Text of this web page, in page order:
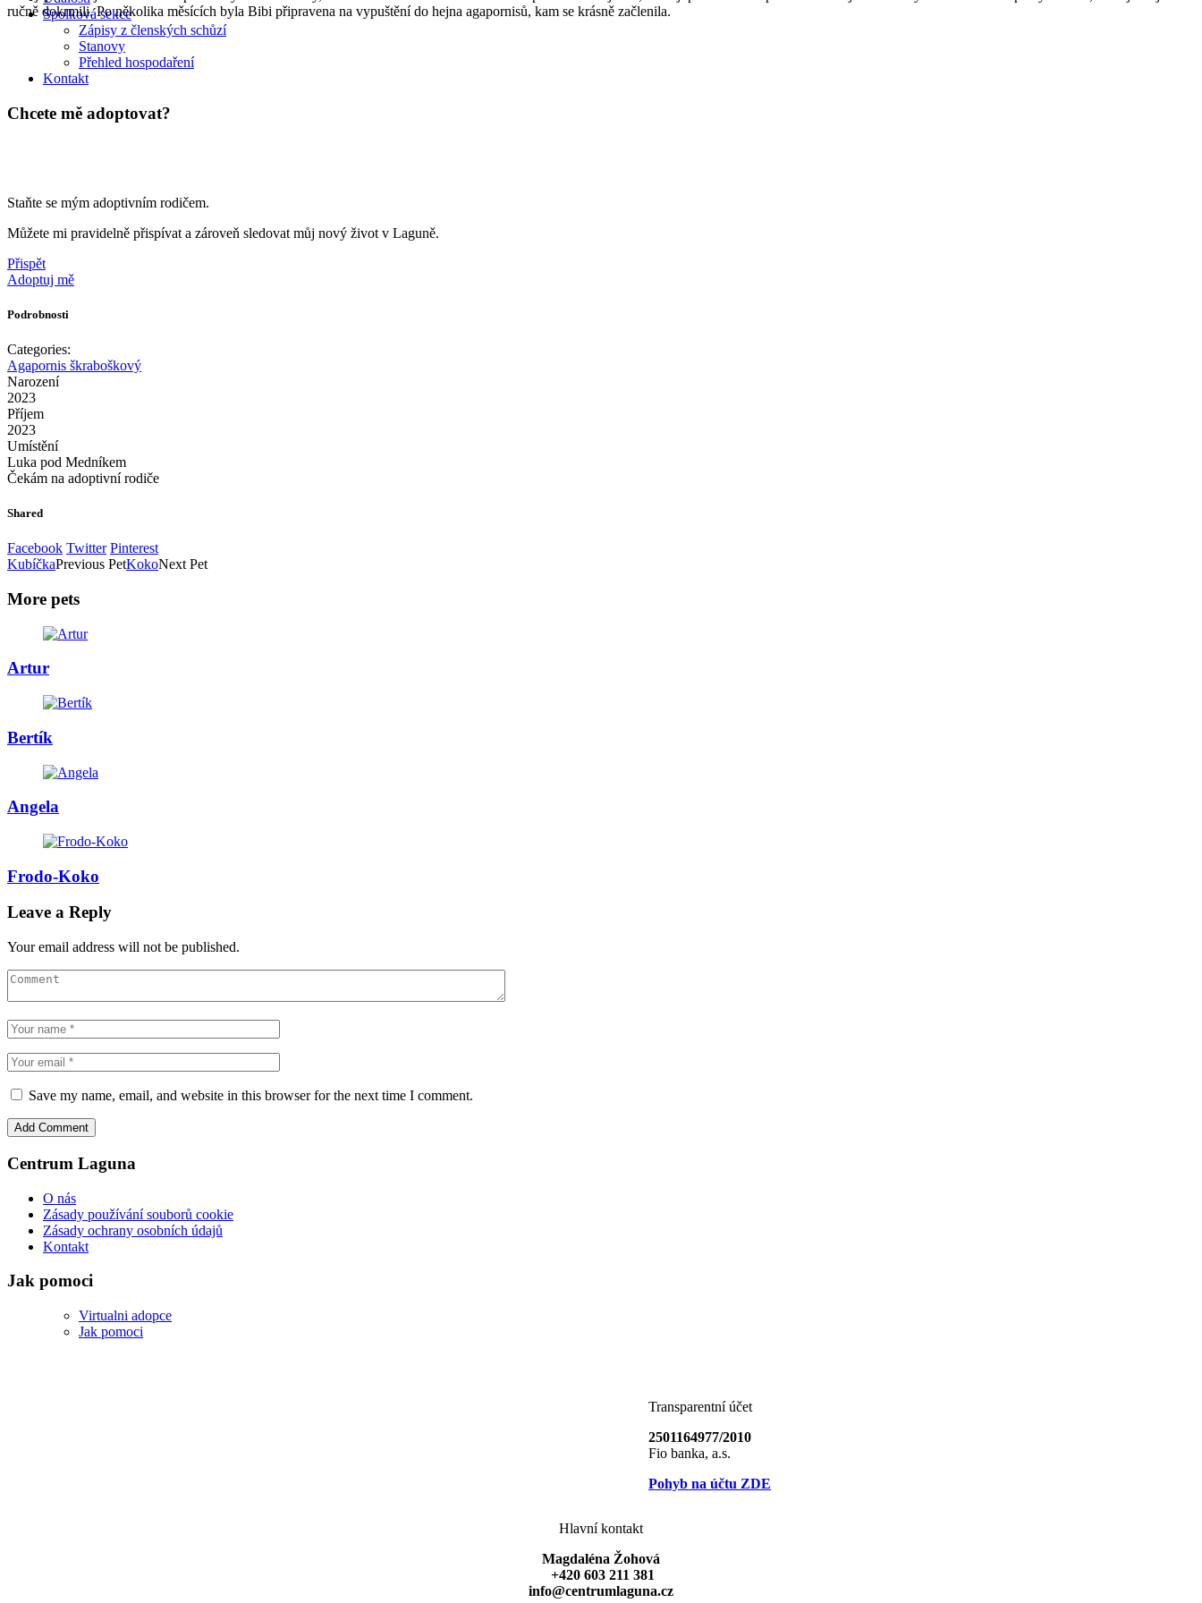
Spolková sekce
Zápisy z členských schůzí
Stanovy
Přehled hospodaření
Kontakt
ručně dokrmili. Po několika měsících byla Bibi připravena na vypuštění do hejna agapornisů, kam se krásně začlenila.
Chcete mě adoptovat?
Staňte se mým adoptivním rodičem.
Můžete mi pravidelně přispívat a zároveň sledovat můj nový život v Laguně.
Přispět
Adoptuj mě
Podrobnosti
Categories:
Agapornis škraboškový
Narození
2023
Příjem
2023
Umístění
Luka pod Medníkem
Čekám na adoptivní rodiče
Shared
Facebook Twitter Pinterest
KubíčkaPrevious PetKokoNext Pet
More pets
Artur
Bertík
Angela
Frodo-Koko
Leave a Reply
Your email address will not be published.
Save my name, email, and website in this browser for the next time I comment.
Centrum Laguna
O nás
Zásady používání souborů cookie
Zásady ochrany osobních údajů
Kontakt
Jak pomoci
Virtualni adopce
Jak pomoci
Transparentní účet
2501164977/2010
Fio banka, a.s.
Pohyb na účtu ZDE
Hlavní kontakt
Magdaléna Žohová
+420 603 211 381
info@centrumlaguna.cz